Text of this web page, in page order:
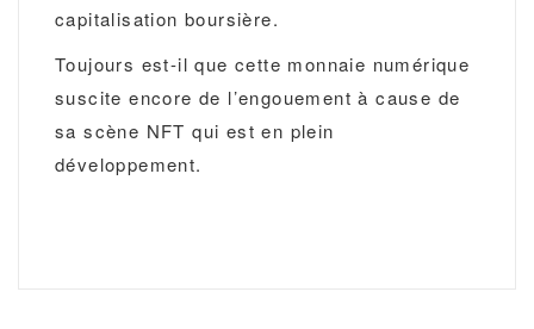
capitalisation boursière.
Toujours est-il que cette monnaie numérique
suscite encore de l’engouement à cause de
sa scène NFT qui est en plein
développement.